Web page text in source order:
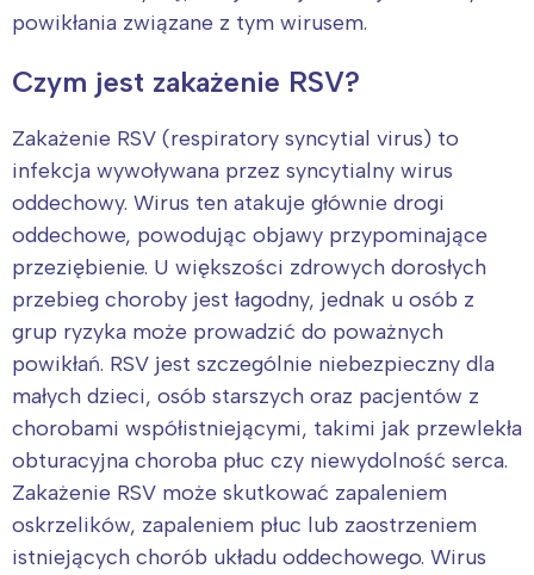
powikłania związane z tym wirusem.
Czym jest zakażenie RSV?
Zakażenie RSV (respiratory syncytial virus) to
infekcja wywoływana przez syncytialny wirus
oddechowy. Wirus ten atakuje głównie drogi
oddechowe, powodując objawy przypominające
przeziębienie. U większości zdrowych dorosłych
przebieg choroby jest łagodny, jednak u osób z
grup ryzyka może prowadzić do poważnych
powikłań. RSV jest szczególnie niebezpieczny dla
małych dzieci, osób starszych oraz pacjentów z
chorobami współistniejącymi, takimi jak przewlekła
obturacyjna choroba płuc czy niewydolność serca.
Zakażenie RSV może skutkować zapaleniem
oskrzelików, zapaleniem płuc lub zaostrzeniem
istniejących chorób układu oddechowego. Wirus